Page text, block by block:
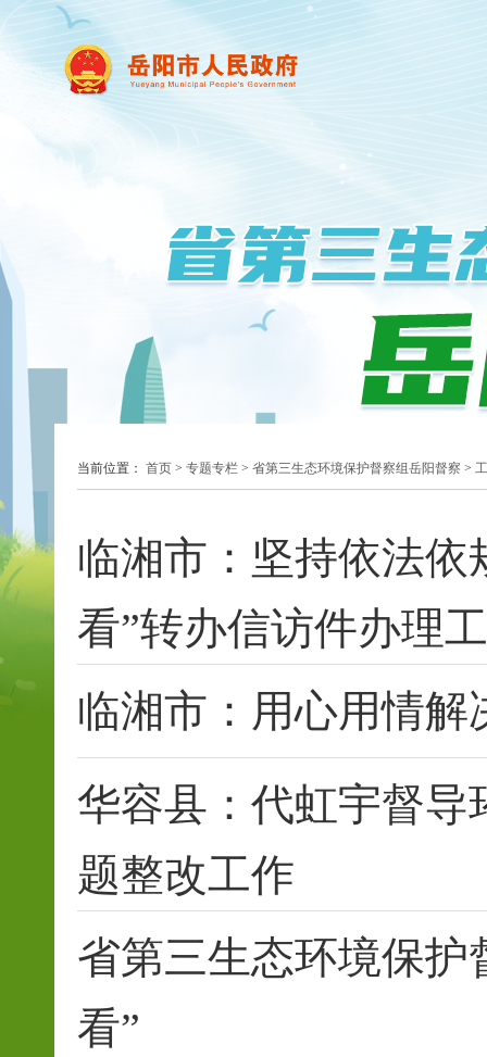
当前位置： 首页 > 专题专栏 > 省第三生态环境保护督察组岳阳督察 >
临湘市：坚持依法依
看”转办信访件办理
临湘市：用心用情
华容县：代虹宇督导
题整改工作
省第三生态环境保护
看”